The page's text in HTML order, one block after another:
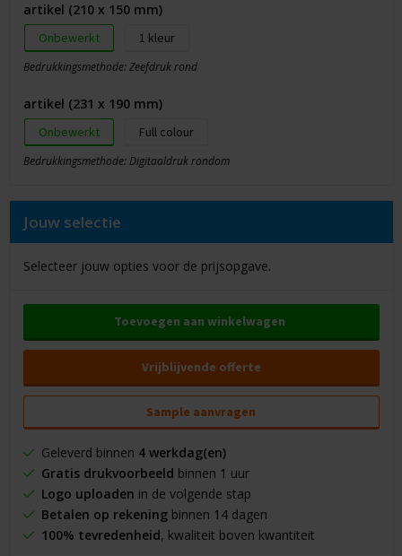
artikel (210 x 150 mm)
Onbewerkt 1
Bedrukkingsmethode: Zeefdruk rond
artikel (231 x 190 mm)
Onbewerkt Full colour
Bedrukkingsmethode: Digitaaldruk rondom
Jouw selectie
Selecteer jouw opties voor de prijsopgave.
Toevoegen aan winkelwagen
Vrijblijvende offerte
Sample aanvragen
Geleverd binnen 4 werkdag(en)
Gratis drukvoorbeeld binnen 1 uur
Logo uploaden in de volgende stap
Betalen op rekeningbinnen 14 dagen
100% tevredenheid, kwaliteit boven kwantiteit